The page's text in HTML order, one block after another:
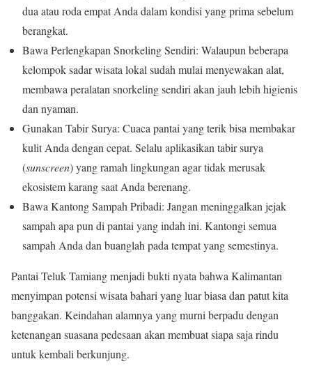
dua atau roda empat Anda dalam kondisi yang prima sebelum
berangkat.
Bawa Perlengkapan Snorkeling Sendiri: Walaupun beberapa
kelompok sadar wisata lokal sudah mulai menyewakan alat,
membawa peralatan snorkeling sendiri akan jauh lebih higienis
dan nyaman.
Gunakan Tabir Surya: Cuaca pantai yang terik bisa membakar
kulit Anda dengan cepat. Selalu aplikasikan tabir surya
(sunscreen) yang ramah lingkungan agar tidak merusak
ekosistem karang saat Anda berenang.
Bawa Kantong Sampah Pribadi: Jangan meninggalkan jejak
sampah apa pun di pantai yang indah ini. Kantongi semua
sampah Anda dan buanglah pada tempat yang semestinya.
Pantai Teluk Tamiang menjadi bukti nyata bahwa Kalimantan
menyimpan potensi wisata bahari yang luar biasa dan patut kita
banggakan. Keindahan alamnya yang murni berpadu dengan
ketenangan suasana pedesaan akan membuat siapa saja rindu
untuk kembali berkunjung.